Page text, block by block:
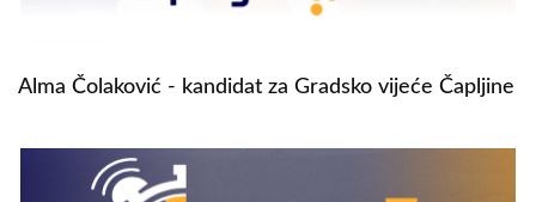
Alma Čolaković - kandidat za Gradsko vijeće Čapljine